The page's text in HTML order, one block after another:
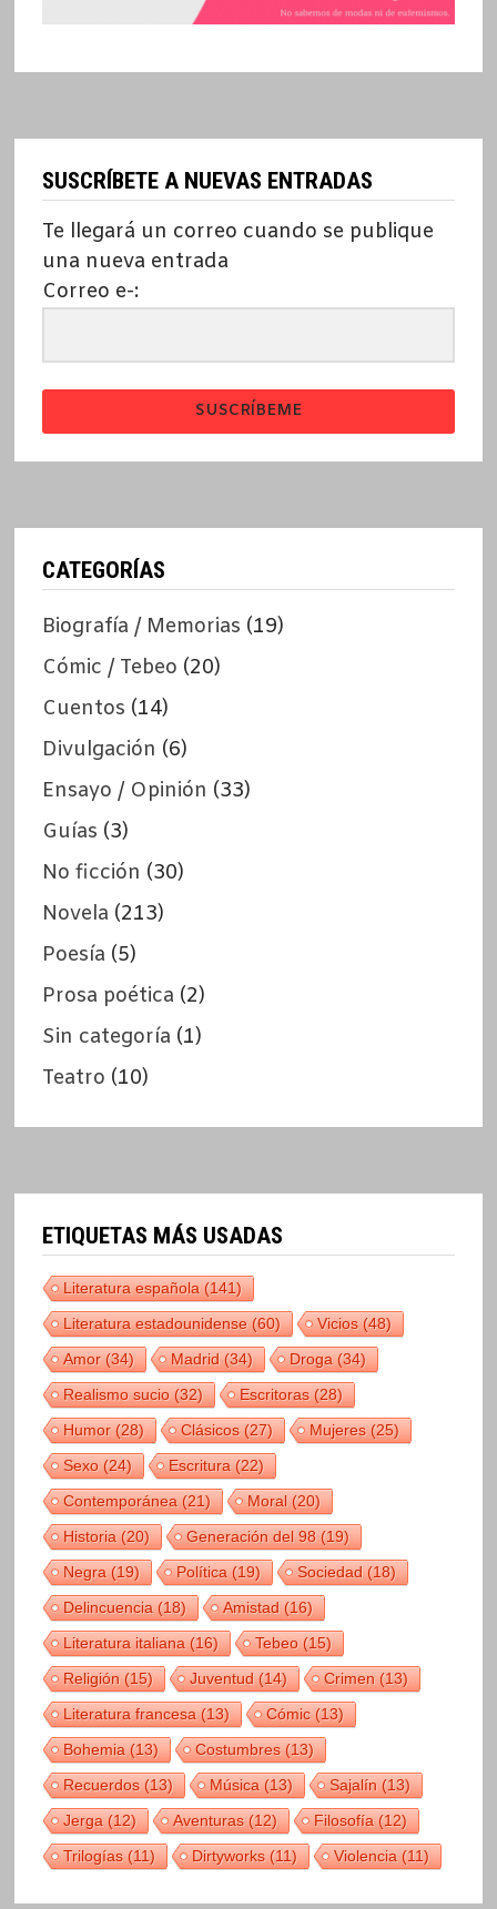
SUSCRÍBETE A NUEVAS ENTRADAS
Te llegará un correo cuando se publique
una nueva entrada
Correo e-:
SUSCRÍBEME
CATEGORÍAS
Biografía / Memorias (19)
Cómic / Tebeo (20)
Cuentos (14)
Divulgación (6)
Ensayo / Opinión (33)
Guías (3)
No ficción (30)
Novela (213)
Poesía (5)
Prosa poética (2)
Sin categoría (1)
Teatro (10)
ETIQUETAS MÁS USADAS
Literatura española(141)
Literatura estadounidense(60) Vicios(48)
Amor(34) Madrid(34) Droga(34)
Realismo sucio(32) Escritoras(28)
Humor(28) Clásicos(27) Mujeres(25)
Sexo(24) Escritura(22)
Contemporánea(21) Moral(20)
Historia(20) Generación del 98(19)
Negra(19) Política(19) Sociedad(18)
Delincuencia(18) Amistad(16)
Literatura italiana(16) Tebeo(15)
Religión(15) Juventud(14) Crimen(13)
Literatura francesa(13) Cómic(13)
Bohemia(13) Costumbres(13)
Recuerdos(13) Música(13) Sajalín(13)
Jerga(12) Aventuras(12) Filosofía(12)
Trilogías(11) Dirtyworks(11) Violencia(11)